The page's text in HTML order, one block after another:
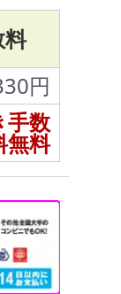
円
手数
無料